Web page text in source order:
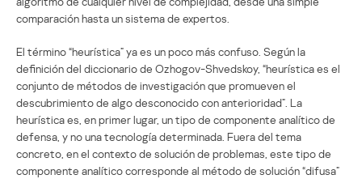
comparación hasta un sistema de expertos.
El término “heurística” ya es un poco más confuso. Según la
definición del diccionario de Ozhogov-Shvedskoy, “heurística es el
conjunto de métodos de investigación que promueven el
descubrimiento de algo desconocido con anterioridad”. La
heurística es, en primer lugar, un tipo de componente analítico de
defensa, y no una tecnología determinada. Fuera del tema
concreto, en el contexto de solución de problemas, este tipo de
componente analítico corresponde al método de solución “difusa”